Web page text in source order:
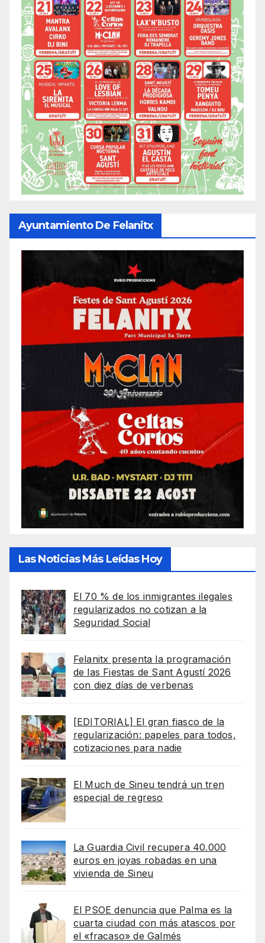
Ayuntamiento De Felanitx
Las Noticias Más Leídas Hoy
El 70 % de los inmigrantes ilegales
regularizados no cotizan a la
Seguridad Social
Felanitx presenta la programación
de las Fiestas de Sant Agustí 2026
con diez días de verbenas
[EDITORIAL] El gran fiasco de la
regularización: papeles para todos,
cotizaciones para nadie
El Much de Sineu tendrá un tren
especial de regreso
La Guardia Civil recupera 40.000
euros en joyas robadas en una
vivienda de Sineu
El PSOE denuncia que Palma es la
cuarta ciudad con más atascos por
el «fracaso» de Galmés